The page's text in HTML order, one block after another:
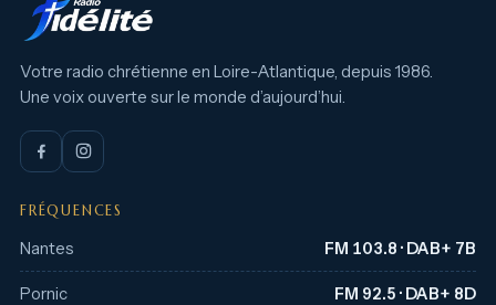
Votre radio chrétienne en Loire-Atlantique, depuis 1986.
Une voix ouverte sur le monde d’aujourd’hui.
FRÉQUENCES
Nantes FM 103.8 · DAB+ 7B
Pornic FM 92.5 · DAB+ 8D